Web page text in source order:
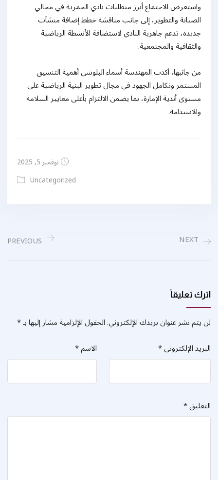
واستعرض الاجتماع أبرز متطلبات نادي الحمرية في مجالي
الصيانة والتطوير، إلى جانب مناقشة خطط إضافة منشآت
جديدة، تدعم جاهزية النادي لاستضافة الأنشطة الرياضية
والثقافية والمجتمعية.
من جانبها، أكدت المهندسة أسماء البلوشي أهمية التنسيق
المستمر وتكامل الجهود في مجال تطوير البنية الرياضية على
مستوى أندية الإمارة، بما يضمن الالتزام بأعلى معايير السلامة
والاستدامة.
نوفمبر 5, 2025
Uncategorized
PREVIOUS NEXT
اترك تعليقاً
لن يتم نشر عنوان بريدك الإلكتروني.الحقول الإلزامية مشار إليها بـ*
الاسم* البريد الإلكتروني*
التعليق*